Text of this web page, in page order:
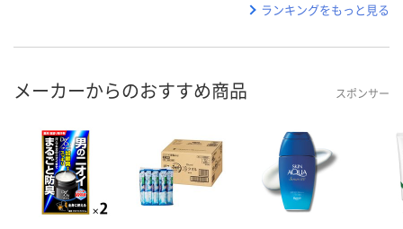
ランキングをもっと見る
メーカーからのおすすめ商品 スポンサー